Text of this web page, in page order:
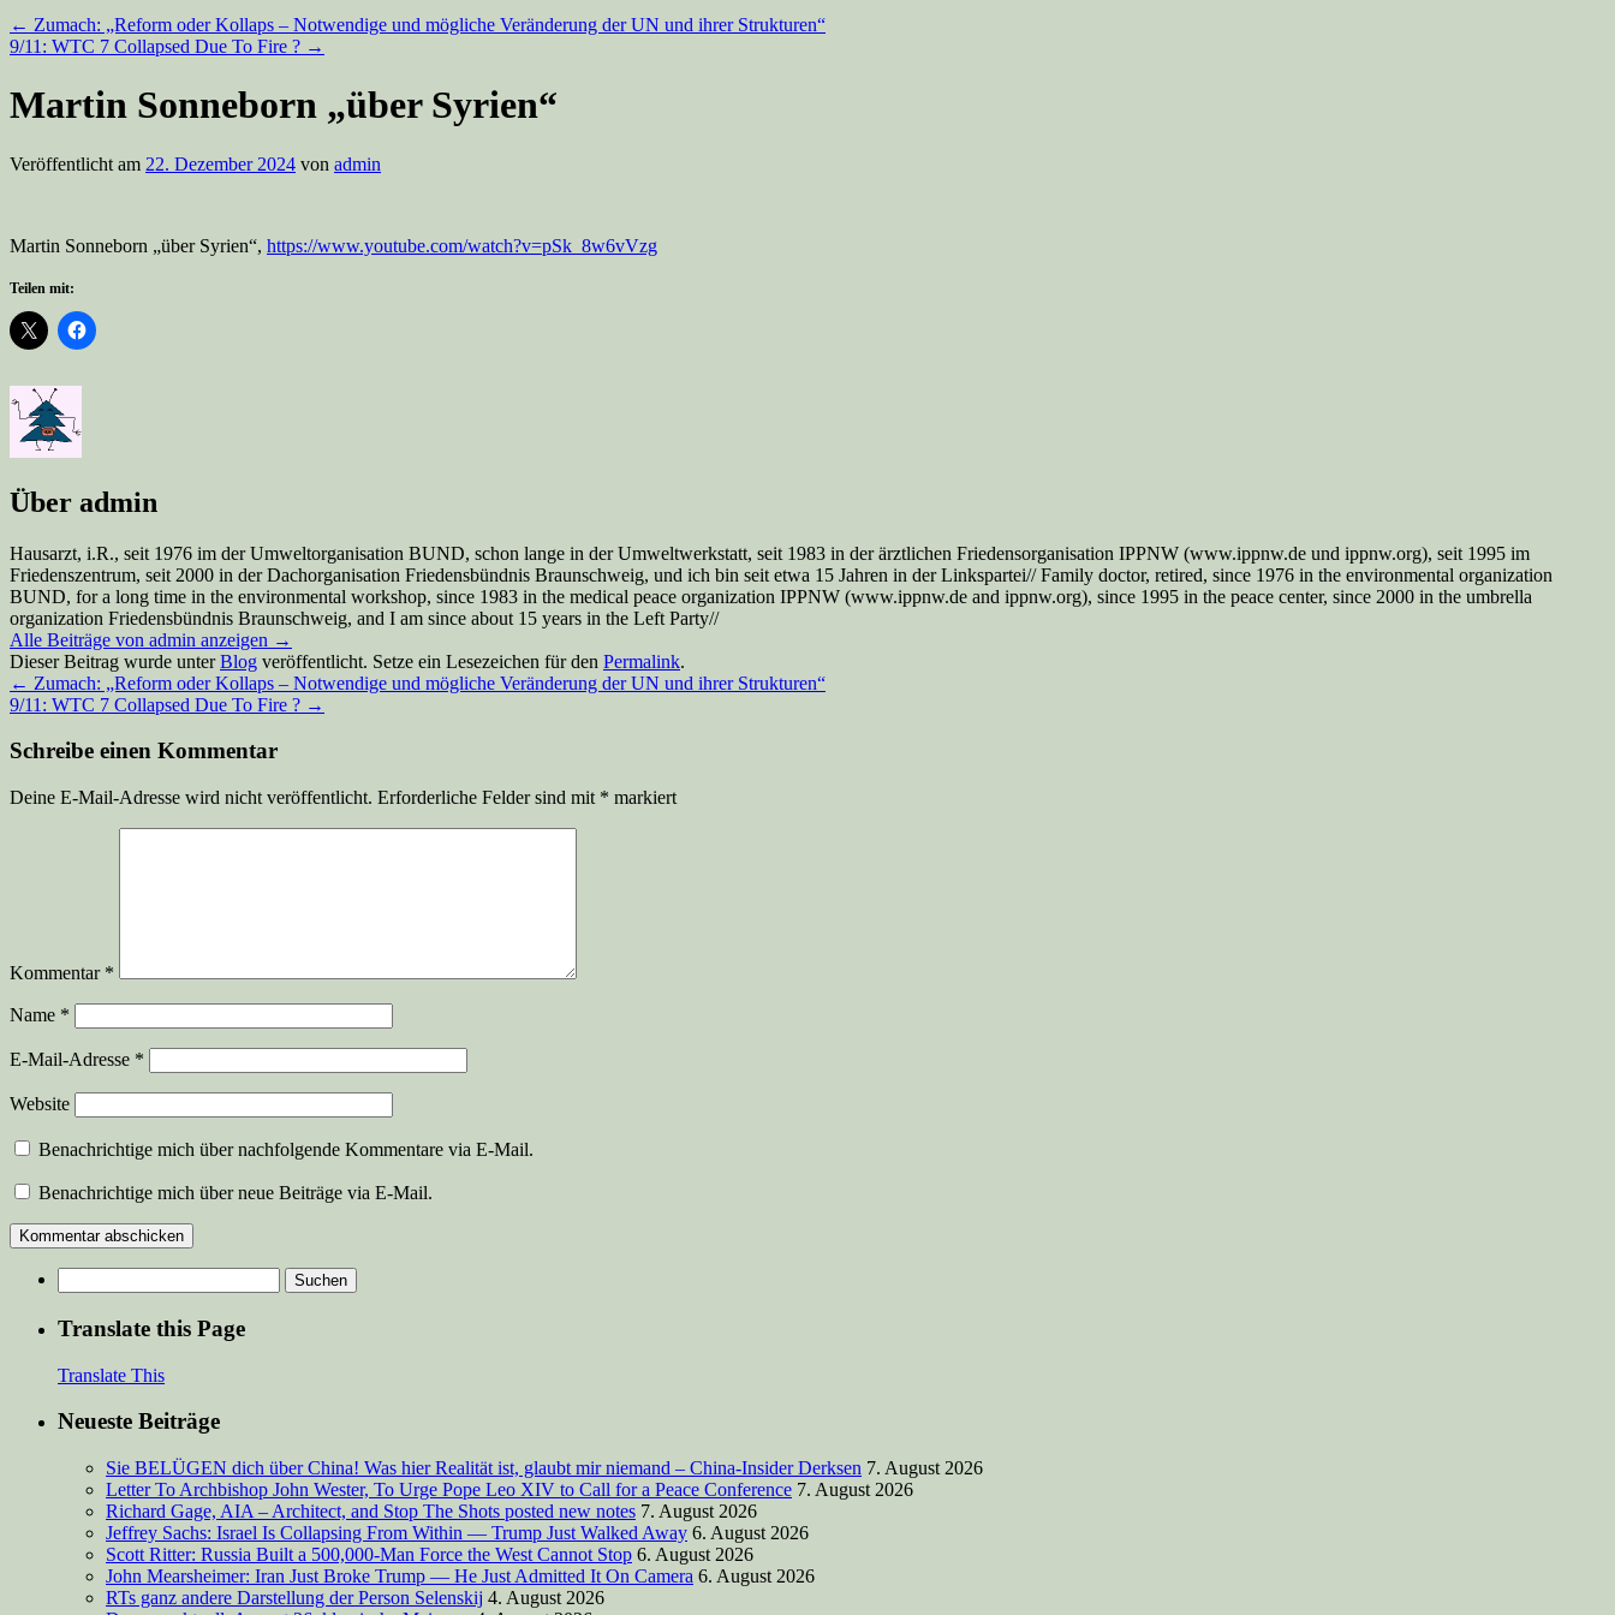
← Zumach: „Reform oder Kollaps – Notwendige und mögliche Veränderung der UN und ihrer Strukturen“
9/11: WTC 7 Collapsed Due To Fire ? →
Martin Sonneborn „über Syrien“
Veröffentlicht am 22. Dezember 2024 von admin
Martin Sonneborn „über Syrien“, https://www.youtube.com/watch?v=pSk_8w6vVzg
Teilen mit:
Über admin
Hausarzt, i.R., seit 1976 im der Umweltorganisation BUND, schon lange in der Umweltwerkstatt, seit 1983 in der ärztlichen Friedensorganisation IPPNW (www.ippnw.de und ippnw.org), seit 1995 im
Friedenszentrum, seit 2000 in der Dachorganisation Friedensbündnis Braunschweig, und ich bin seit etwa 15 Jahren in der Linkspartei// Family doctor, retired, since 1976 in the environmental organization
BUND, for a long time in the environmental workshop, since 1983 in the medical peace organization IPPNW (www.ippnw.de and ippnw.org), since 1995 in the peace center, since 2000 in the umbrella
organization Friedensbündnis Braunschweig, and I am since about 15 years in the Left Party//
Alle Beiträge von admin anzeigen →
Dieser Beitrag wurde unterBlog veröffentlicht. Setze ein Lesezeichen für den Permalink.
← Zumach: „Reform oder Kollaps – Notwendige und mögliche Veränderung der UN und ihrer Strukturen“
9/11: WTC 7 Collapsed Due To Fire ? →
Schreibe einen Kommentar
Deine E-Mail-Adresse wird nicht veröffentlicht. Erforderliche Felder sind mit * markiert
Kommentar *
Name *
E-Mail-Adresse *
Website
Benachrichtige mich über nachfolgende Kommentare via E-Mail.
Benachrichtige mich über neue Beiträge via E-Mail.
nach:
Translate this Page
Translate This
Neueste Beiträge
Sie BELÜGEN dich über China! Was hier Realität ist, glaubt mir niemand – China-Insider Derksen 7. August 2026
Letter To Archbishop John Wester, To Urge Pope Leo XIV to Call for a Peace Conference 7. August 2026
Richard Gage, AIA – Architect, and Stop The Shots posted new notes 7. August 2026
Jeffrey Sachs: Israel Is Collapsing From Within — Trump Just Walked Away 6. August 2026
Scott Ritter: Russia Built a 500,000-Man Force the West Cannot Stop 6. August 2026
John Mearsheimer: Iran Just Broke Trump — He Just Admitted It On Camera 6. August 2026
RTs ganz andere Darstellung der Person Selenskij 4. August 2026